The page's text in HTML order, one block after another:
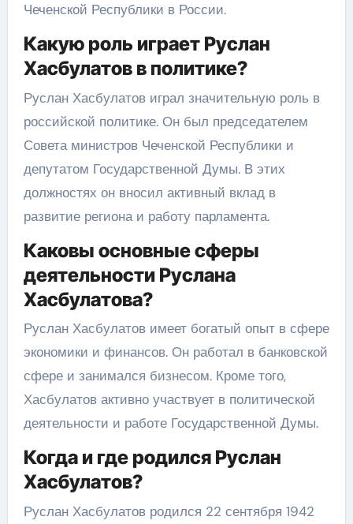
Чеченской Республики в России.
Какую роль играет Руслан
Хасбулатов в политике?
Руслан Хасбулатов играл значительную роль в
российской политике. Он был председателем
Совета министров Чеченской Республики и
депутатом Государственной Думы. В этих
должностях он вносил активный вклад в
развитие региона и работу парламента.
Каковы основные сферы
деятельности Руслана
Хасбулатова?
Руслан Хасбулатов имеет богатый опыт в сфере
экономики и финансов. Он работал в банковской
сфере и занимался бизнесом. Кроме того,
Хасбулатов активно участвует в политической
деятельности и работе Государственной Думы.
Когда и где родился Руслан
Хасбулатов?
Руслан Хасбулатов родился 22 сентября 1942